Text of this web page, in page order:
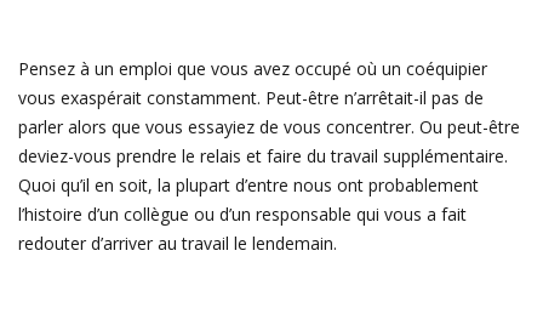
Pensez à un emploi que vous avez occupé où un coéquipier
vous exaspérait constamment. Peut-être n’arrêtait-il pas de
parler alors que vous essayiez de vous concentrer. Ou peut-être
deviez-vous prendre le relais et faire du travail supplémentaire.
Quoi qu’il en soit, la plupart d’entre nous ont probablement
l’histoire d’un collègue ou d’un responsable qui vous a fait
redouter d’arriver au travail le lendemain.